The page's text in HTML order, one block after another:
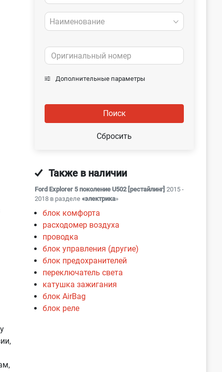
Наименование
Дополнительные параметры
Поиск
Сбросить
Также в наличии
Ford Explorer 5 поколение U502 [рестайлинг] 2015 -
2018 в разделе «электрика»
блок комфорта
расходомер воздуха
проводка
блок управления (другие)
блок предохранителей
переключатель света
катушка зажигания
блок AirBag
блок реле